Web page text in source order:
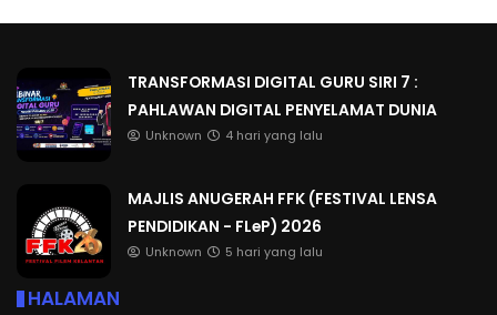
TRANSFORMASI DIGITAL GURU SIRI 7 :
PAHLAWAN DIGITAL PENYELAMAT DUNIA
Unknown 4 hari yang lalu
MAJLIS ANUGERAH FFK (FESTIVAL LENSA
PENDIDIKAN - FLeP) 2026
Unknown 5 hari yang lalu
HALAMAN